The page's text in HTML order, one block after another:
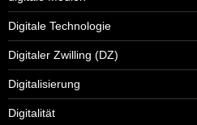
Digitale Technologie
Digitaler Zwilling (DZ)
Digitalisierung
Digitalität